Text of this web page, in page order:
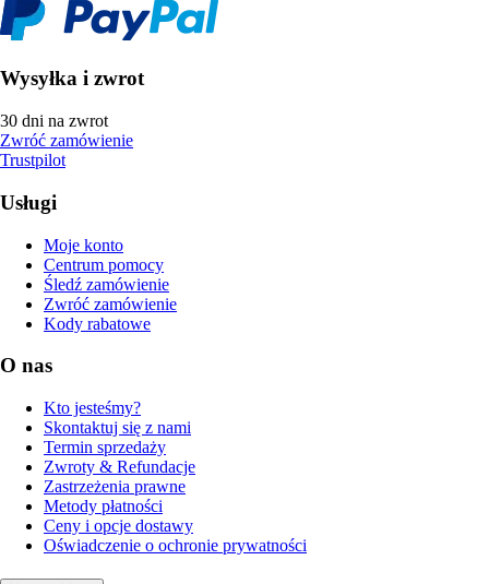
Wysyłka i zwrot
30 dni na zwrot
Zwróć zamówienie
Trustpilot
Usługi
Moje konto
Centrum pomocy
Śledź zamówienie
Zwróć zamówienie
Kody rabatowe
O nas
Kto jesteśmy?
Skontaktuj się z nami
Termin sprzedaży
Zwroty & Refundacje
Zastrzeżenia prawne
Metody płatności
Ceny i opcje dostawy
Oświadczenie o ochronie prywatności